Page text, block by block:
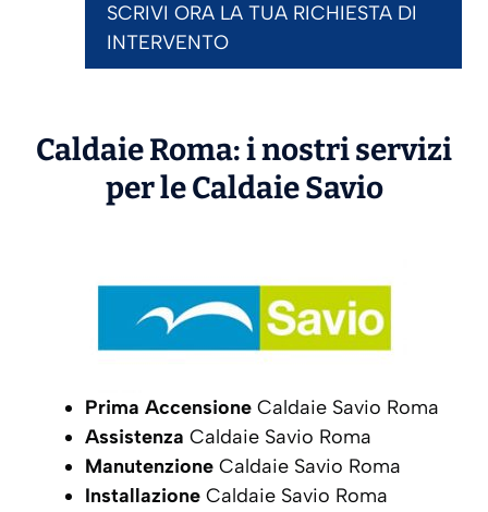
SCRIVI ORA LA TUA RICHIESTA DI
INTERVENTO
Caldaie Roma: i nostri servizi
per le CaldaieSavio
Prima Accensione Caldaie Savio Roma
Assistenza Caldaie Savio Roma
Manutenzione Caldaie Savio Roma
Installazione Caldaie Savio Roma